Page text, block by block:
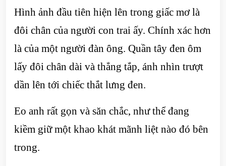
Hình ảnh đầu tiên hiện lên trong giấc mơ là
đôi chân của người con trai ấy. Chính xác hơn
là của một người đàn ông. Quần tây đen ôm
lấy đôi chân dài và thẳng tắp, ánh nhìn trượt
dần lên tới chiếc thắt lưng đen.
Eo anh rất gọn và săn chắc, như thể đang
kiềm giữ một khao khát mãnh liệt nào đó bên
trong.